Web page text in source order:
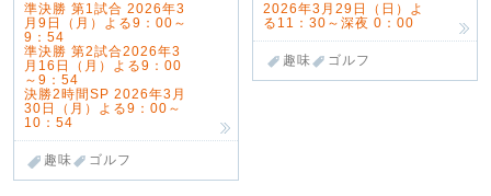
準決勝 第1試合 2026年3
月9日（月）よる9：00～
9：54
準決勝 第2試合2026年3
月16日（月）よる9：00
～9：54
決勝2時間SP 2026年3月
30日（月）よる9：00～
10：54
趣味 ゴルフ
2026年3月29日（日）よ
る11：30～深夜 0：00
趣味 ゴルフ